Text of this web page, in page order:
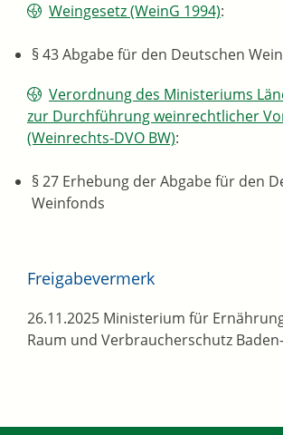
Weingesetz (WeinG 1994):
§ 43 Abgabe für den Deutschen
Verordnung des Ministeriums
zur Durchführung weinrechtlicher
(Weinrechts-DVO BW):
§ 27 Erhebung der Abgabe für den
Weinfonds
Freigabevermerk
26.11.2025 Ministerium für
Raum und Verbraucherschutz